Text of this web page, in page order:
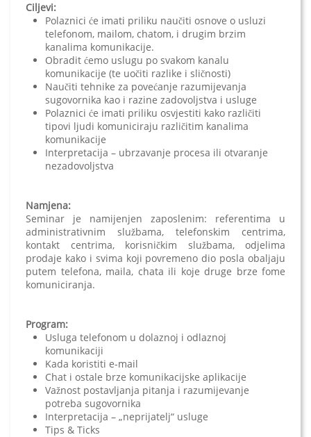
Ciljevi:
Polaznici će imati priliku naučiti osnove o usluzi
telefonom, mailom, chatom, i drugim brzim
kanalima komunikacije.
Obradit ćemo uslugu po svakom kanalu
komunikacije (te uočiti razlike i sličnosti)
Naučiti tehnike za povećanje razumijevanja
sugovornika kao i razine zadovoljstva i usluge
Polaznici će imati priliku osvjestiti kako različiti
tipovi ljudi komuniciraju različitim kanalima
komunikacije
Interpretacija – ubrzavanje procesa ili otvaranje
nezadovoljstva
Namjena:
Seminar je namijenjen zaposlenim: referentima u
administrativnim službama, telefonskim centrima,
kontakt centrima, korisničkim službama, odjelima
prodaje kako i svima koji povremeno dio posla obaljaju
putem telefona, maila, chata ili koje druge brze fome
komuniciranja.
Program:
Usluga telefonom u dolaznoj i odlaznoj
komunikaciji
Kada koristiti e-mail
Chat i ostale brze komunikacijske aplikacije
Važnost postavljanja pitanja i razumijevanje
potreba sugovornika
Interpretacija – „neprijatelj“ usluge
Tips & Ticks